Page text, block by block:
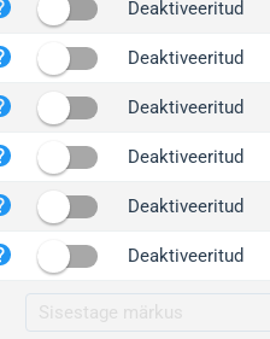
wl.gl
ed.tc
iplogger.com
iplogger.co
2no.co
yip.su
iplogger.info
Deaktiveeritud
Deaktiveeritud
Deaktiveeritud
Deaktiveeritud
Deaktiveeritud
Deaktiveeritud